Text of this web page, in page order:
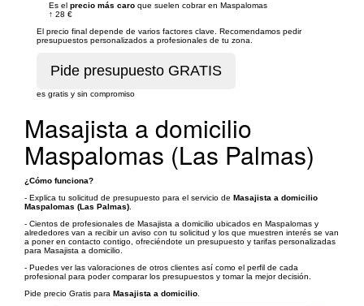
Es el precio más caro que suelen cobrar en Maspalomas
↑ 28 €
El precio final depende de varios factores clave. Recomendamos pedir
presupuestos personalizados a profesionales de tu zona.
es gratis y sin compromiso
Masajista a domicilio
Maspalomas (Las Palmas)
¿Cómo funciona?
- Explica tu solicitud de presupuesto para el servicio de Masajista a domicilio
Maspalomas (Las Palmas)
- Cientos de profesionales de Masajista a domicilio ubicados en Maspalomas y
alrededores van a recibir un aviso con tu solicitud y los que muestren interés se van
a poner en contacto contigo, ofreciéndote un presupuesto y tarifas personalizadas
para Masajista a domicilio.
- Puedes ver las valoraciones de otros clientes así como el perfil de cada
profesional para poder comparar los presupuestos y tomar la mejor decisión.
Pide precio Gratis para Masajista a domicilio